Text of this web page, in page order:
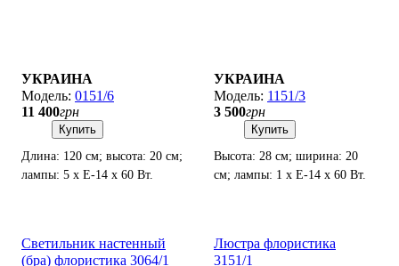
УКРАИНА
0151/6
11 400грн
Купить
Длина: 120 см; высота: 20 см;
лампы: 5 х Е-14 х 60 Вт.
УКРАИНА
1151/3
3 500грн
Купить
Высота: 28 см; ширина: 20
см; лампы: 1 х Е-14 х 60 Вт.
Светильник настенный
(бра) флористика 3064/1
Люстра флористика
3151/1